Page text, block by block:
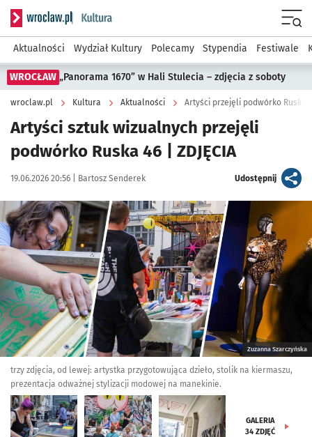
Serwis informacyjny wroclaw.pl podserwis: Kultura
Aktualności Wydział Kultury Polecamy Stypendia Festiwale
WROCŁAW „Panorama 1670” w Hali Stulecia – zdjęcia z soboty
wroclaw.pl Kultura Aktualności Artyści przejęli podwórko Ruska
Artyści sztuk wizualnych przejęli
podwórko Ruska 46 | ZDJĘCIA
Data publikacji:
19.06.2026 20:56 | Autor:
Bartosz Senderek Udostępnijartykuł
Kliknij, aby zobaczyć galerię
Zuzanna Szarczyńska
trzy zdjęcia, od lewej: artystka przygotowująca dzieło, stolik na kiermaszu,
prezentacja odważnej stylizacji modowej na manekinie.
GALERIA
34 ZDJĘĆ